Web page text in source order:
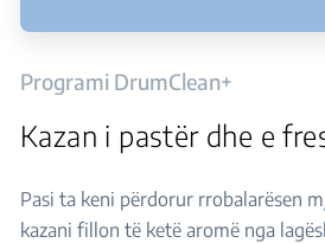
Programi DrumClean+
Kazan i pastër dhe e
Pasi ta keni përdorur rrobalarësen
kazani fillon të ketë aromë nga